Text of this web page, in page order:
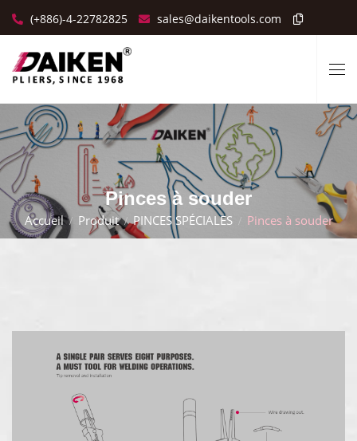
(+886)-4-22782825 sales@daikentools.com
Pinces à souder
Accueil Produit PINCES SPÉCIALES Pinces à souder